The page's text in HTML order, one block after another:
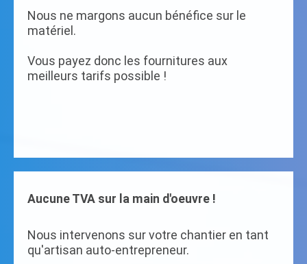
Nous ne margons aucun bénéfice sur le
matériel.
Vous payez donc les fournitures aux
meilleurs tarifs possible !
Aucune TVA sur la main d'oeuvre !
Nous intervenons sur votre chantier en tant
qu'artisan auto-entrepreneur.